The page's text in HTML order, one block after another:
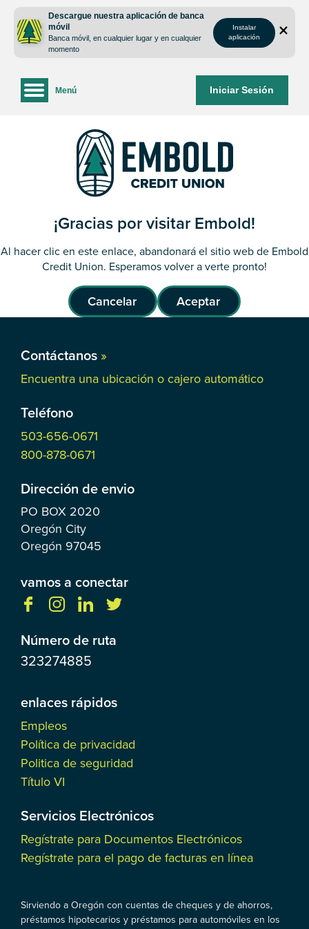
contenido
inicio
Descargue nuestra aplicación de banca
móvil
Banca móvil, en cualquier lugar y en cualquier
momento
Instalar
aplicación
Iniciar Sesión
Menú
¡Gracias por visitar Embold!
Al hacer clic en este enlace, abandonará el sitio web de Embold
Credit Union. Esperamos volver a verte pronto!
Cancelar Aceptar
Contáctanos »
Encuentra una ubicación o cajero automático
Teléfono
503-656-0671
800-878-0671
Dirección de envio
PO BOX 2020
Oregón City
Oregón 97045
vamos a conectar
Número de ruta
323274885
enlaces rápidos
Empleos
Política de privacidad
Politica de seguridad
Título VI
Servicios Electrónicos
Regístrate para Documentos Electrónicos
Regístrate para el pago de facturas en línea
Sirviendo a Oregón con cuentas de cheques y de ahorros,
préstamos hipotecarios y préstamos para automóviles en los